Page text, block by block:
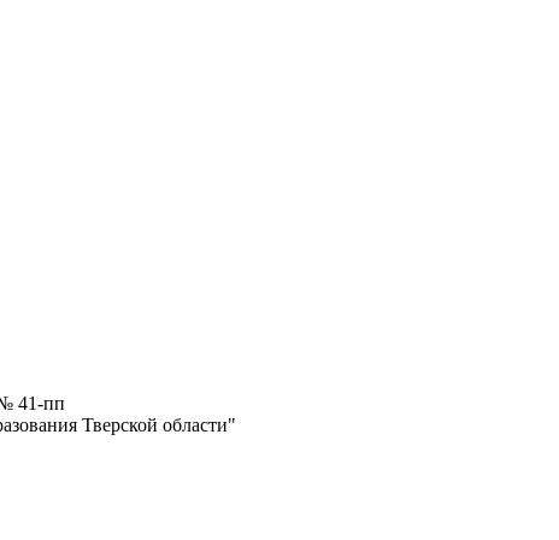
№ 41-пп
Тверской области"